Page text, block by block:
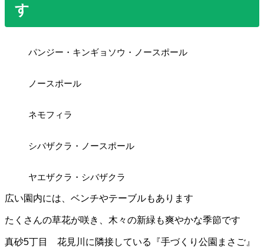
す
パンジー・キンギョソウ・ノースポール
ノースポール
ネモフィラ
シバザクラ・ノースポール
ヤエザクラ・シバザクラ
広い園内には、ベンチやテーブルもあります
たくさんの草花が咲き、木々の新緑も爽やかな季節です
真砂5丁目 花見川に隣接している『手づくり公園まさご』